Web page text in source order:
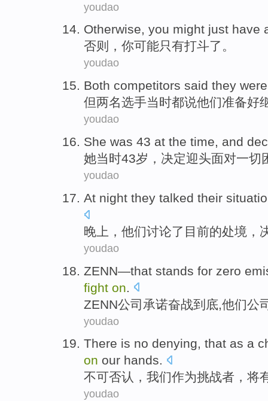
youdao
Otherwise, you might just have
否则
， 你可能只有打斗了。
youdao
Both competitors said they were
但两名选手当时都说他们准备好
youdao
She was 43 at the time, and
她当时43岁 ， 决定迎头面对一切
youdao
At night they talked their
晚上 ， 他们讨论了 目前的处境 ，
youdao
ZENN—that stands for zero
fight on
ZENN公司承诺奋战到底,他们公
youdao
There is no denying, that as a
on our hands.
不可否认， 我们作为挑战者 ，将
youdao